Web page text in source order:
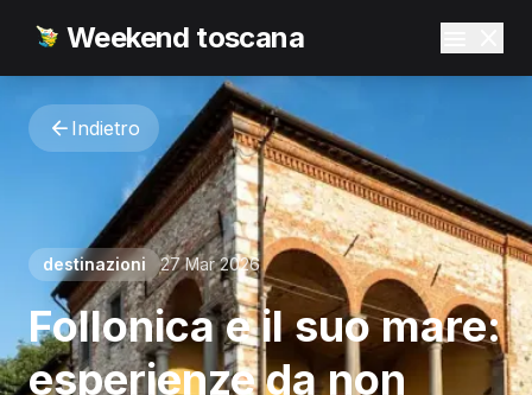
Weekend toscana
Indietro
destinazioni 27 Mar 2026
Follonica e il suo mare:
esperienze da non